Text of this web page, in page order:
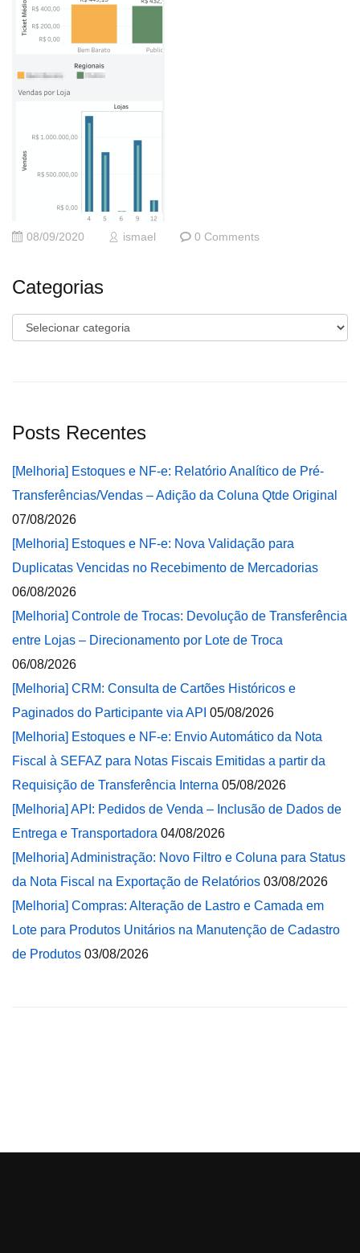
08/09/2020 ismael 0 Comments
Categorias
Categorias
Posts Recentes
[Melhoria] Estoques e NF-e: Relatório Analítico de Pré-
Transferências/Vendas – Adição da Coluna Qtde Original
07/08/2026
[Melhoria] Estoques e NF-e: Nova Validação para
Duplicatas Vencidas no Recebimento de Mercadorias
06/08/2026
[Melhoria] Controle de Trocas: Devolução de Transferência
entre Lojas – Direcionamento por Lote de Troca
06/08/2026
[Melhoria] CRM: Consulta de Cartões Históricos e
Paginados do Participante via API 05/08/2026
[Melhoria] Estoques e NF-e: Envio Automático da Nota
Fiscal à SEFAZ para Notas Fiscais Emitidas a partir da
Requisição de Transferência Interna 05/08/2026
[Melhoria] API: Pedidos de Venda – Inclusão de Dados de
Entrega e Transportadora 04/08/2026
[Melhoria] Administração: Novo Filtro e Coluna para Status
da Nota Fiscal na Exportação de Relatórios 03/08/2026
[Melhoria] Compras: Alteração de Lastro e Camada em
Lote para Produtos Unitários na Manutenção de Cadastro
de Produtos 03/08/2026